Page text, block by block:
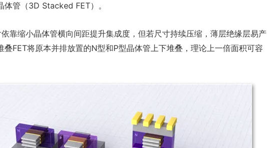
体管（3D Stacked FET）。
靠缩小晶体管横向间距提升集成度，但若尺寸持续压缩，薄层绝缘层易产
叠FET将原本并排放置的N型和P型晶体管上下堆叠，理论上一倍面积可容
17周年庆典 争霸赛大区火
爆开启